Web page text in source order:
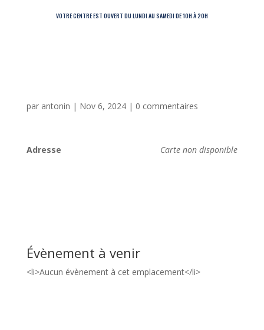
VOTRE CENTRE EST OUVERT DU LUNDI AU SAMEDI DE 10H À 20H
par antonin | Nov 6, 2024| 0 commentaires
Carte non disponible
Adresse
Évènement à venir
<li>Aucun évènement à cet emplacement</li>